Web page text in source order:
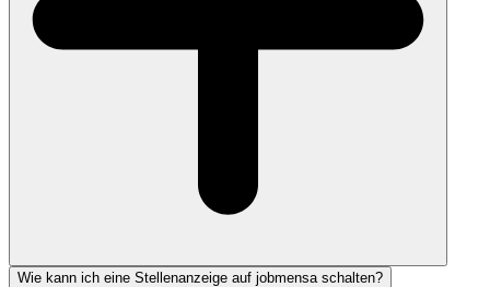
Wie kann ich eine Stellenanzeige auf jobmensa schalten?